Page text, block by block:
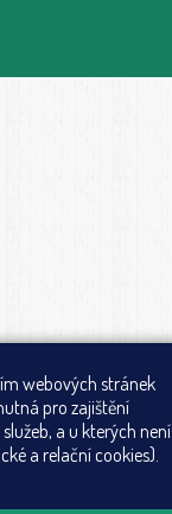
webových stránek
pro zajištění
a u kterých není
a relační cookies).